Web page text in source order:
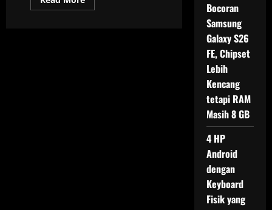
more
Bocoran
Samsung
Galaxy S26
FE, Chipset
Lebih
Kencang
tetapi RAM
Masih 8 GB
4 HP
Android
dengan
Keyboard
Fisik yang